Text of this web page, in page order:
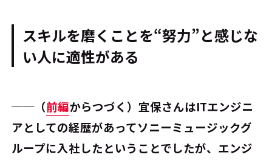
スキルを磨くことを“努力”と感じな
い人に適性がある
──（前編からつづく）宜保さんはITエンジニ
アとしての経歴があってソニーミュージックグ
ループに入社したということでしたが、エンジ